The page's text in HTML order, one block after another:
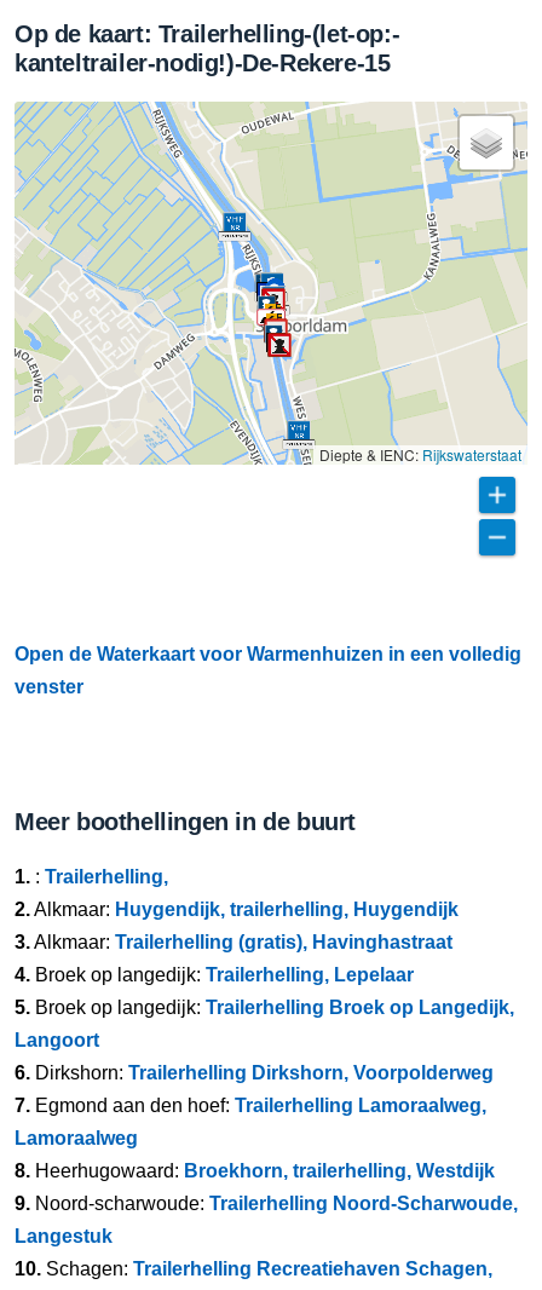
Op de kaart: Trailerhelling-(let-op:-
kanteltrailer-nodig!)-De-Rekere-15
Diepte & IENC: Rijkswaterstaat
Open de Waterkaart voor Warmenhuizen in een volledig
venster
Meer boothellingen in de buurt
1. : Trailerhelling,
2.Alkmaar: Huygendijk, trailerhelling, Huygendijk
3.Alkmaar: Trailerhelling (gratis), Havinghastraat
4. Broek op langedijk: Trailerhelling, Lepelaar
5. Broek op langedijk: Trailerhelling Broek op Langedijk,
Langoort
6. Dirkshorn: Trailerhelling Dirkshorn, Voorpolderweg
7. Egmond aan den hoef: Trailerhelling Lamoraalweg,
Lamoraalweg
8. Heerhugowaard: Broekhorn, trailerhelling, Westdijk
9. Noord-scharwoude: Trailerhelling Noord-Scharwoude,
Langestuk
10. Schagen: Trailerhelling Recreatiehaven Schagen,